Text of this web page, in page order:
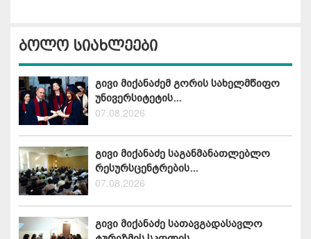
ბოლო სიახლეები
გივი მიქანაძემ გორის სახელმწიფო
უნივერსიტეტის...
07.08.2026
გივი მიქანაძე საგანმანათლებლო
რესურსცენტრების...
07.08.2026
გივი მიქანაძე სათავგადასავლო